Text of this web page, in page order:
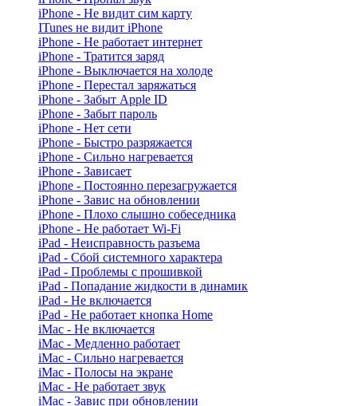
iPhone - Не видит сим карту
ITunes не видит iPhone
iPhone - Не работает интернет
iPhone - Тратится заряд
iPhone - Выключается на холоде
iPhone - Перестал заряжаться
iPhone - Забыт Apple ID
iPhone - Забыт пароль
iPhone - Нет сети
iPhone - Быстро разряжается
iPhone - Сильно нагревается
iPhone - Зависает
iPhone - Постоянно перезагружается
iPhone - Завис на обновлении
iPhone - Плохо слышно собеседника
iPhone - Не работает Wi-Fi
iPad - Неисправность разъема
iPad - Сбой системного характера
iPad - Проблемы с прошивкой
iPad - Попадание жидкости в динамик
iPad - Не включается
iPad - Не работает кнопка Home
iMac - Не включается
iMac - Медленно работает
iMac - Сильно нагревается
iMac - Полосы на экране
iMac - Не работает звук
iMac - Завис при обновлении